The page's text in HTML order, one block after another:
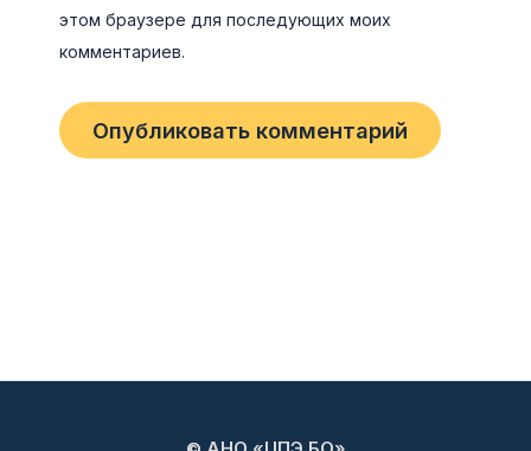
этом браузере для последующих моих
комментариев.